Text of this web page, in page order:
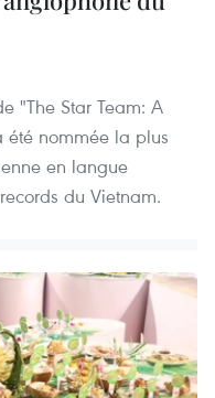
"The Star Team: A
été nommée la plus
en langue
du Vietnam.